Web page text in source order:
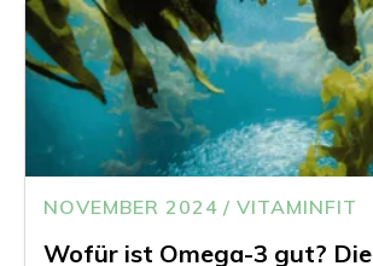
NOVEMBER 2024 / VITAMINFIT
Wofür ist Omega-3 gut? Die